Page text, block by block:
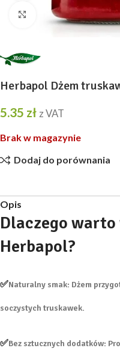
Kliknij, aby
Herbapol Dżem
5.35 zł z VAT
Brak w magazynie
Dodaj do porównania
Opis
Dlaczego
Herbapol?
✅Naturalny smak: Dżem
soczystych truskawek.
✅Bez sztucznych dodatków: